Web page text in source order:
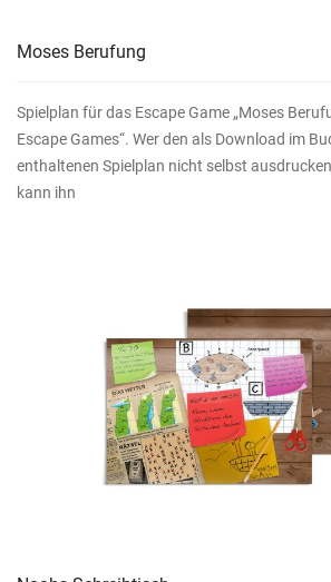
Moses Berufung
Spielplan für das Escape Game „Moses
Escape Games“. Wer den als Download im
enthaltenen Spielplan nicht selbst
kann ihn